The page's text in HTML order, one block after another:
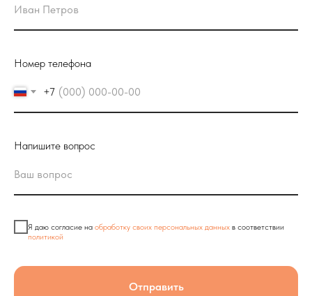
Номер телефона
+7
Напишите вопрос
Я даю согласие на обработку своих персональных данных в соответствии
политикой
Отправить